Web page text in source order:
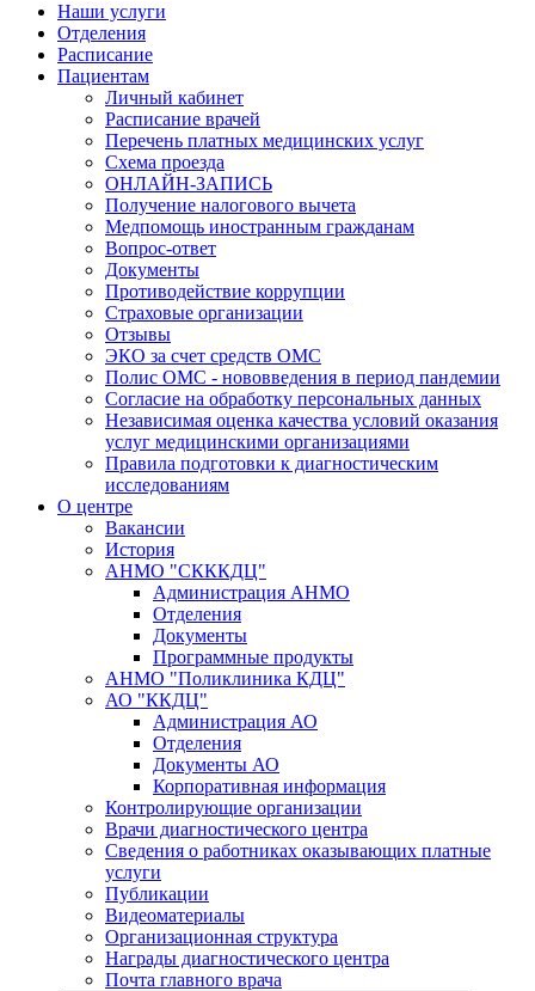
Наши услуги
Отделения
Расписание
Пациентам
Личный кабинет
Расписание врачей
Перечень платных медицинских услуг
Схема проезда
ОНЛАЙН-ЗАПИСЬ
Получение налогового вычета
Медпомощь иностранным гражданам
Вопрос-ответ
Документы
Противодействие коррупции
Страховые организации
Отзывы
ЭКО за счет средств ОМС
Полис ОМС - нововведения в период пандемии
Согласие на обработку персональных данных
Независимая оценка качества условий оказания
услуг медицинскими организациями
Правила подготовки к диагностическим
исследованиям
О центре
Вакансии
История
АНМО "СКККДЦ"
Администрация АНМО
Отделения
Документы
Программные продукты
АНМО "Поликлиника КДЦ"
АО "ККДЦ"
Администрация АО
Отделения
Документы АО
Корпоративная информация
Контролирующие организации
Врачи диагностического центра
Сведения о работниках оказывающих платные
услуги
Публикации
Видеоматериалы
Организационная структура
Награды диагностического центра
Почта главного врача